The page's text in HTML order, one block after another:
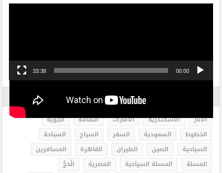
00:00
33:38
الاثار الاسكندرية الامارات الثقافة
الجوية
الخطوط
السعودية السفر السياح
السياحة
السياحية
الصين الطيران القاهرة
المسافرين
المسلة
المسلة السياحية المصرية
الْحَجُّ